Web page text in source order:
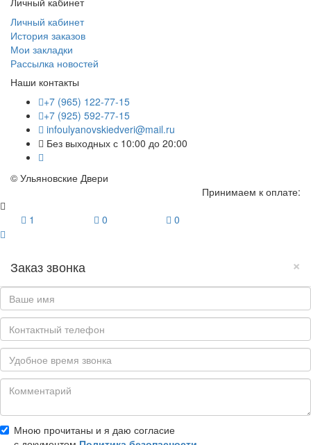
Личный кабинет
История заказов
Мои закладки
Рассылка новостей
Наши контакты
+7 (965) 122-77-15
+7 (925) 592-77-15
infoulyanovskiedveri@mail.ru
Без выходных с 10:00 до 20:00
© Ульяновские Двери
Принимаем к оплате:
1
0 0
×
Заказ звонка
Мною прочитаны и я даю согласие